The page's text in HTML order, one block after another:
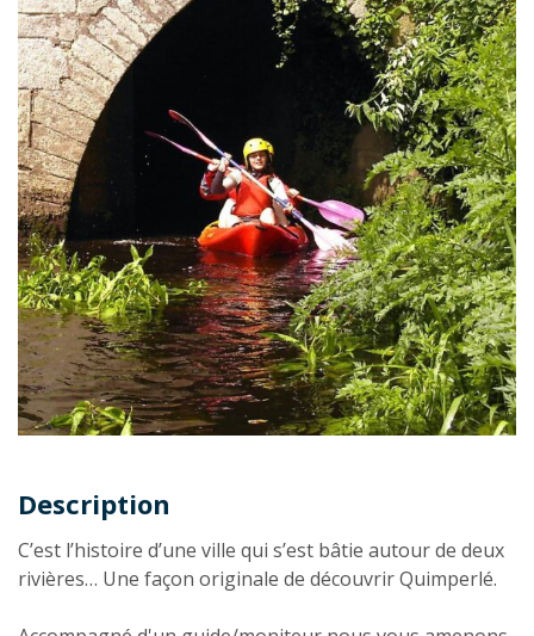
Description
Description
C’est l’histoire d’une ville qui s’est bâtie autour de deux
rivières… Une façon originale de découvrir Quimperlé.